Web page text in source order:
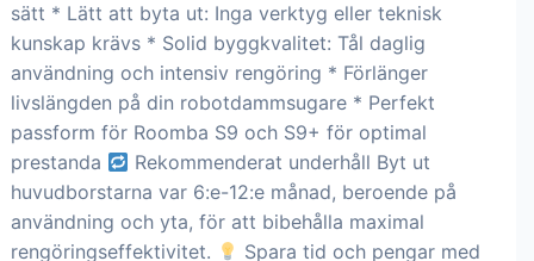
sätt * Lätt att byta ut: Inga verktyg eller teknisk
kunskap krävs * Solid byggkvalitet: Tål daglig
användning och intensiv rengöring * Förlänger
livslängden på din robotdammsugare * Perfekt
passform för Roomba S9 och S9+ för optimal
prestanda
Rekommenderat underhåll Byt ut
huvudborstarna var 6:e-12:e månad, beroende på
användning och yta, för att bibehålla maximal
rengöringseffektivitet.
Spara tid och pengar med